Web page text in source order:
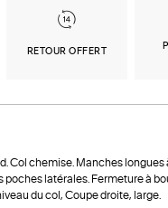
RETOUR OFFERT
Col chemise. Manches longues
poches latérales. Fermeture à
du col, Coupe droite, large.